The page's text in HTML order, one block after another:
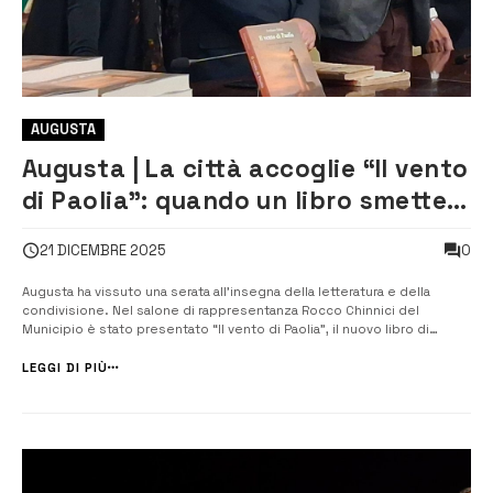
AUGUSTA
Augusta | La città accoglie “Il vento
di Paolia”: quando un libro smette
21 DICEMBRE 2025 0
Augusta ha vissuto una serata all’insegna della letteratura e della
condivisione. Nel salone di rappresentanza Rocco Chinnici del
Municipio è stato presentato “Il vento di Paolia”, il nuovo libro di
partecipato, capace di trasformare una semplice presentazione in un
LEGGI DI PIÙ